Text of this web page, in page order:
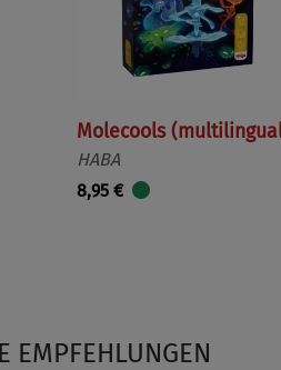
Molecools
HABA
8,95 €
EMPFEHLUNGEN